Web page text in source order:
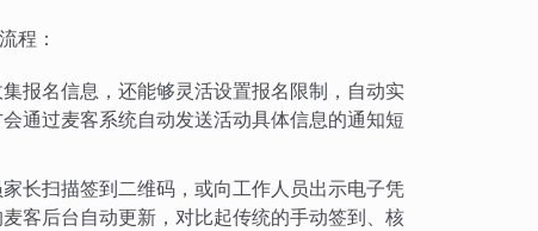
程：
报名信息，还能够灵活设置报名限制，自动实
通过麦客系统自动发送活动具体信息的通知短
长扫描签到二维码，或向工作人员出示电子凭
客后台自动更新，对比起传统的手动签到、核